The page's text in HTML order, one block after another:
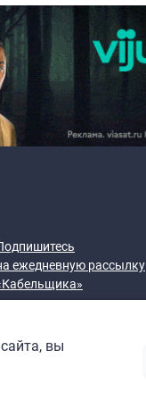
ежедневную рассылку
вы